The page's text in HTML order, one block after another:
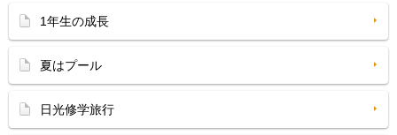
1年生の成長
夏はプール
日光修学旅行